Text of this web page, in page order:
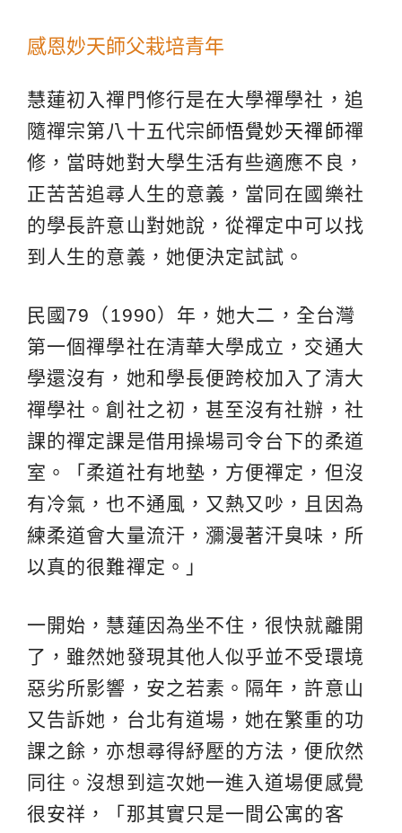
感恩妙天師父栽培青年
慧蓮初入禪門修行是在大學禪學社，追
隨禪宗第八十五代宗師悟覺妙天禪師禪
修，當時她對大學生活有些適應不良，
正苦苦追尋人生的意義，當同在國樂社
的學長許意山對她說，從禪定中可以找
到人生的意義，她便決定試試。
民國79（1990）年，她大二，全台灣
第一個禪學社在清華大學成立，交通大
學還沒有，她和學長便跨校加入了清大
禪學社。創社之初，甚至沒有社辦，社
課的禪定課是借用操場司令台下的柔道
室。「柔道社有地墊，方便禪定，但沒
有冷氣，也不通風，又熱又吵，且因為
練柔道會大量流汗，瀰漫著汗臭味，所
以真的很難禪定。」
一開始，慧蓮因為坐不住，很快就離開
了，雖然她發現其他人似乎並不受環境
惡劣所影響，安之若素。隔年，許意山
又告訴她，台北有道場，她在繁重的功
課之餘，亦想尋得紓壓的方法，便欣然
同往。沒想到這次她一進入道場便感覺
很安祥，「那其實只是一間公寓的客